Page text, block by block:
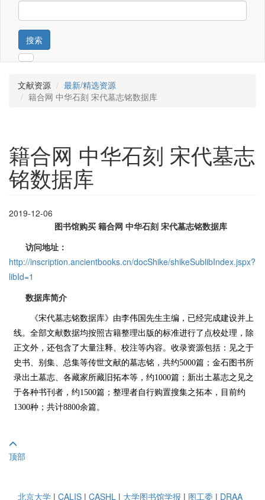
搜索
文献资源
最新/精选资源
籍合网 中华石刻 宋代墓志铭数据库
籍合网 中华石刻 宋代墓志
铭数据库
2019-12-06
图书馆购买 籍合网 中华石刻 宋代墓志铭数据库
访问地址：
http://inscription.ancientbooks.cn/docShike/shikeSublibIndex.jspx?
libId=1
数据库简介
《宋代墓志铭数据库》由李伟国先生主编，已经完成建设并上
线。全部文献数据均按照古籍整理出版的标准进行了点校处理，除
正文外，还包含了大量注释、校注等内容。收录资源包括：见之于
史书、别集、总集等传世文献的墓志铭，共约5000篇；金石图书所
录出土墓志、各藏家所藏旧拓本等，约1000篇；新出土墓志之见之
于各种书刊者，约1500篇；整理者自行购置搜集之拓本，目前约
1300种；共计8800余篇。
顶部
北京大学 | CALIS | CASHL | 大学图书馆学报 | 图工委 | DRAA